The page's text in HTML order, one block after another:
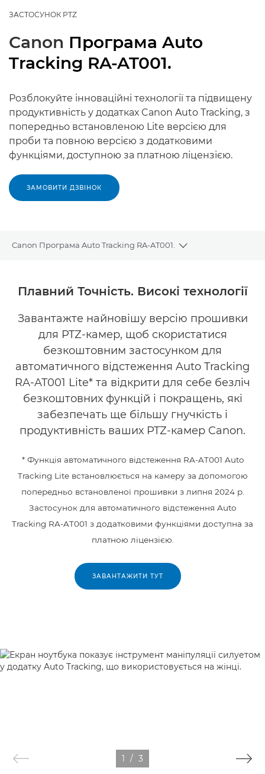
ЗАСТОСУНОК PTZ
Canon Програма Auto
Tracking RA-AT001.
Розблокуйте інноваційні технології та підвищену
продуктивність у додатках Canon Auto Tracking, з
попередньо встановленою Lite версією для
проби та повною версією з додатковими
функціями, доступною за платною ліцензією.
ЗАМОВИТИ ДЗВІНОК
Canon Програма Auto Tracking RA-AT001.
Toggle
Плавний Точність. Високі технології
Завантажте найновішу версію прошивки
для PTZ-камер, щоб скористатися
безкоштовним застосунком для
автоматичного відстеження Auto Tracking
RA-AT001 Lite* та відкрити для себе безліч
безкоштовних функцій і покращень, які
забезпечать ще більшу гнучкість і
продуктивність ваших PTZ-камер Canon.
* Функція автоматичного відстеження RA-AT001 Auto
Tracking Lite встановлюється на камеру за допомогою
попередньо встановленої прошивки з липня 2024 р.
Застосунок для автоматичного відстеження Auto
Tracking RA-AT001 з додатковими функціями доступна за
платною ліцензією.
ЗАВАНТАЖИТИ ТУТ
1 / 3